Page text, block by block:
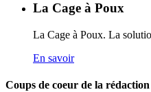
La Cage à Poux
La Cage à Poux. La
En savoir
Coups de coeur de la rédaction